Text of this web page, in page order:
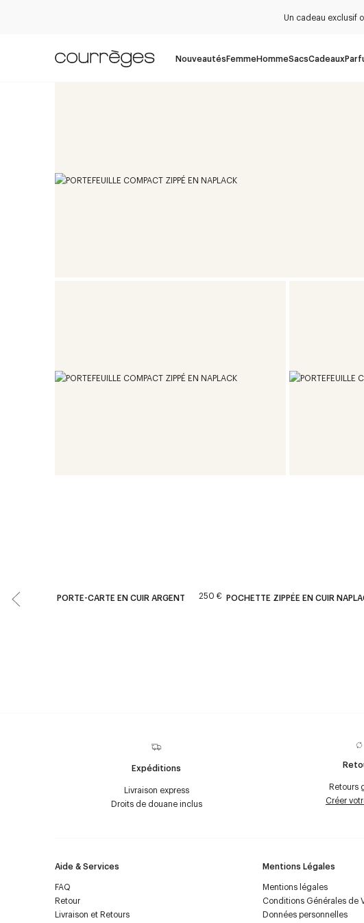
Un cadeau exclusif
NouveautésFemmeHommeSacsCadeaux
PORTE-CARTE EN CUIR ARGENT 250 € POCHETTE ZIPPÉE EN CUIR
Expéditions
Livraison express
Droits de douane inclus
Retours
Créer
Aide & Services
FAQ
Retour
Livraison et Retours
Mentions Légales
Mentions légales
Conditions Générales de
Données personnelles